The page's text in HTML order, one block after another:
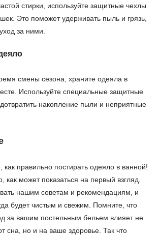
стирки, используйте защитные чехлы
Это поможет удерживать пыль и грязь,
за ними.
смены сезона, храните одеяла в
Используйте специальные защитные
накопление пыли и неприятные
как правильно постирать одеяло в ванной!
как может показаться на первый взгляд.
нашим советам и рекомендациям, и
будет чистым и свежим. Помните, что
за вашим постельным бельем влияет не
сна, но и на ваше здоровье. Так что